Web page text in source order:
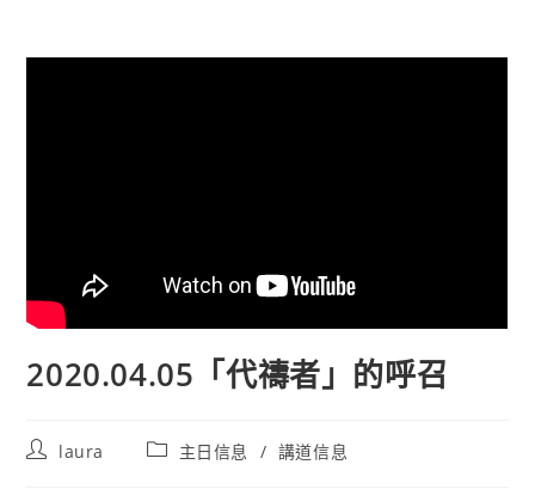
2020.04.05「代禱者」的呼召
Postlaura
Post主日信息 / 講道信息